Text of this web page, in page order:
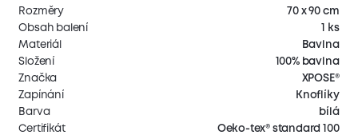
Rozměry
70 x 90 cm
Obsah balení
1 ks
Materiál
Bavlna
Složení
100% bavlna
Značka
XPOSE®
Zapínání
Knoflíky
Barva
bílá
Certifikát
Oeko-tex® standard 100